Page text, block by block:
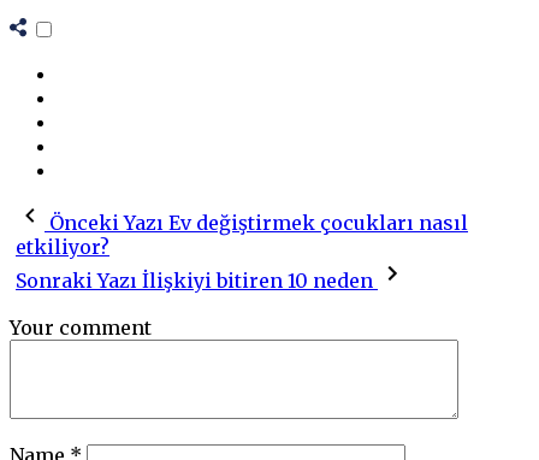
Önceki Yazı Ev değiştirmek çocukları nasıl
etkiliyor?
Sonraki Yazı İlişkiyi bitiren 10 neden
Your comment
Name *